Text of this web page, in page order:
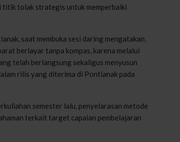
titik tolak strategis untuk memperbaiki
saat membuka sesi daring mengatakan,
berlayar tanpa kompas, karena melalui
telah berlangsung sekaligus menyusun
rilis yang diterima di Pontianak pada
semester lalu, penyelarasan metode
terkait target capaian pembelajaran